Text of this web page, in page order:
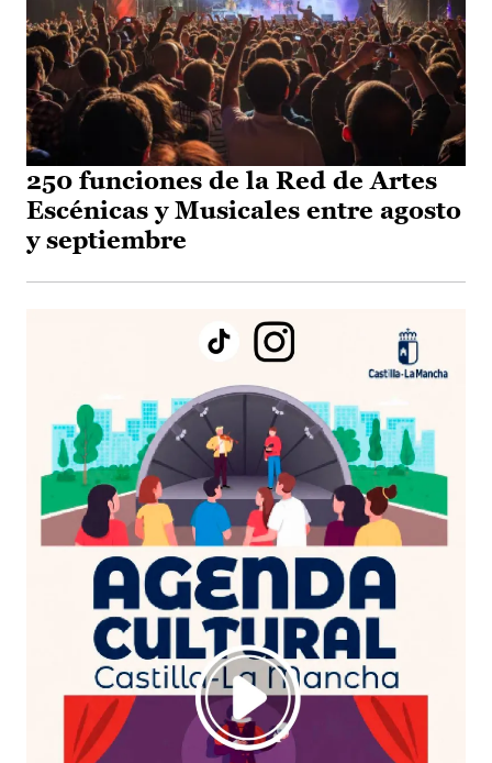
250 funciones de la Red de Artes
Escénicas y Musicales entre agosto
y septiembre